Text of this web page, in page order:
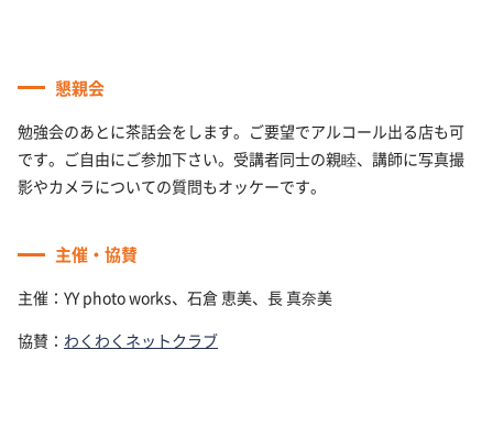
懇親会
勉強会のあとに茶話会をします。ご要望でアルコール出る店も可
です。ご自由にご参加下さい。受講者同士の親睦、講師に写真撮
影やカメラについての質問もオッケーです。
主催・協賛
主催：YY photo works、石倉 恵美、長 真奈美
協賛： わくわくネットクラブ